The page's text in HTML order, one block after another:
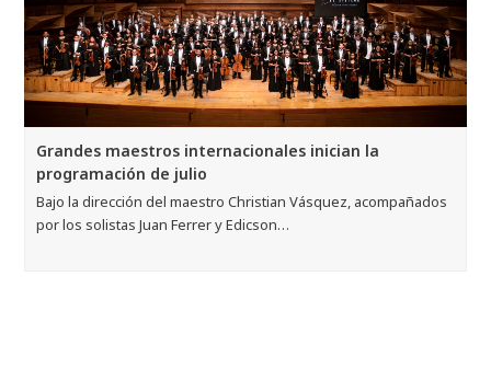
Grandes maestros internacionales inician la
programación de julio
Bajo la dirección del maestro Christian Vásquez, acompañados
por los solistas Juan Ferrer y Edicson…